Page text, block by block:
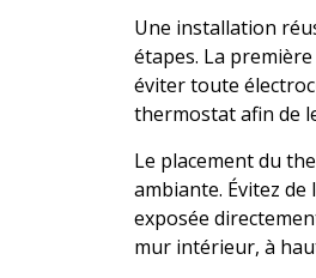
Une installation
étapes. La
éviter toute
thermostat afin de
Le placement du
ambiante. Évitez
exposée
mur intérieur, à